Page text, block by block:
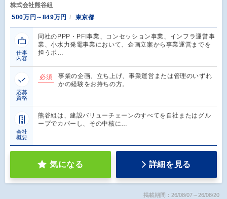
株式会社熊谷組
500万円～849万円
東京都
仕事
内容
同社のPPP・PFI事業、コンセッション事業、インフラ運営事
業、小水力発電事業において、企画立案から事業運営までを
担うポ…
応募
資格
必須
事業の企画、立ち上げ、事業運営または管理のいずれ
かの経験をお持ちの方。
会社
概要
熊谷組は、建設バリューチェーンのすべてを自社またはグル
ープでカバーし、その中核に…
気になる 詳細を見る
掲載期間：26/08/07～26/08/20